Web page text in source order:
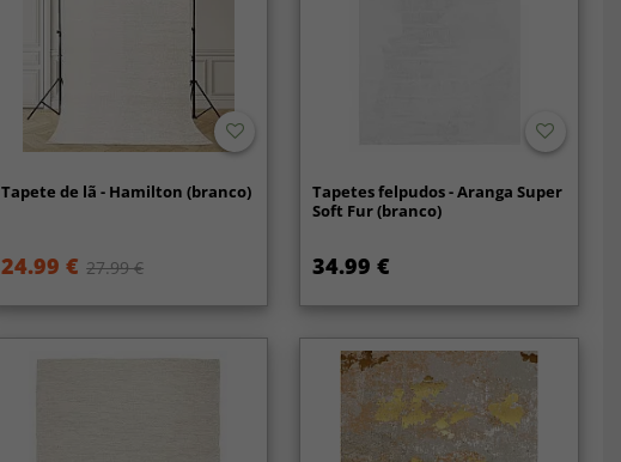
Tapete de lã - Hamilton (branco)
24.99 € 27.99 €
Tapetes felpudos - Aranga Super
Soft Fur (branco)
34.99 €